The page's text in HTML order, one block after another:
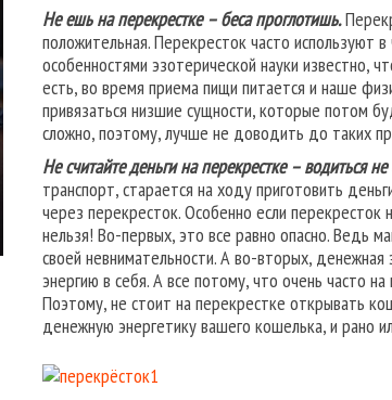
Не ешь на перекрестке – беса проглотишь.
положительная. Перекресток часто используют
особенностями эзотерической науки известно,
есть, во время приема пищи питается и наше
привязаться низшие сущности, которые потом
сложно, поэтому, лучше не доводить до таких
Не считайте деньги на перекрестке – водиться не
транспорт, старается на ходу приготовить
через перекресток. Особенно если перекресток
нельзя! Во-первых, это все равно опасно. Ведь
своей невнимательности. А во-вторых,
энергию в себя. А все потому, что очень часто
Поэтому, не стоит на перекрестке открывать
денежную энергетику вашего кошелька, и рано